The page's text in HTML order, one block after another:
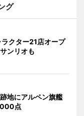
グ
ラクター21店オープ
ンリオも
地にアルペン旗艦
点